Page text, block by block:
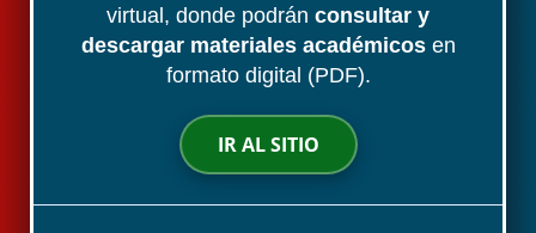
virtual, donde podrán consultar y
descargar materiales académicosen
formato digital (PDF).
IR AL SITIO